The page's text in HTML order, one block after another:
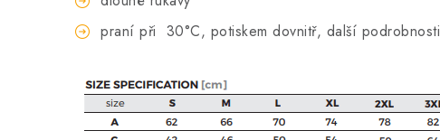
praní při 30°C, potiskem dovnitř, další podrobnosti